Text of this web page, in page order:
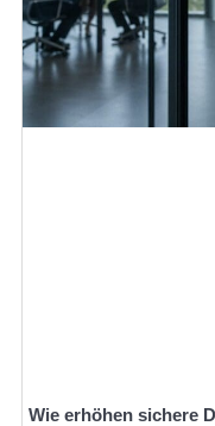
Wie erhöhen sichere